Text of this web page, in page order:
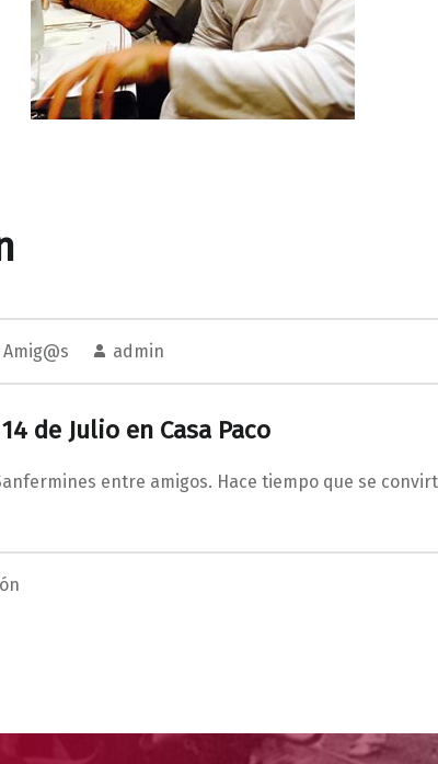
Amig@s admin
de Julio en Casa Paco
entre amigos. Hace tiempo que se